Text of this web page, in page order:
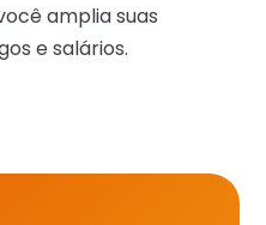
amplia suas
e salários.